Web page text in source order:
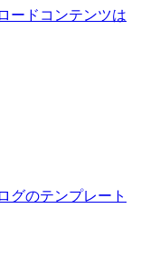
ードコンテンツは
グのテンプレート